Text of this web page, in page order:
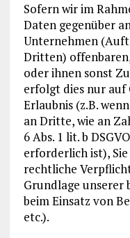
Sofern wir im
Daten gegenüber
Unternehmen
Dritten)
oder ihnen sonst
erfolgt dies nur auf
Erlaubnis (z.B.
an Dritte, wie an
6 Abs. 1 lit. b
erforderlich ist),
rechtliche
Grundlage unserer
beim Einsatz von
etc.).